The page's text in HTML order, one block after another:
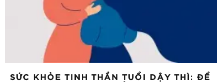
SỨC KHỎE TINH THẦN TUỔI DẬY THÌ: ĐỂ